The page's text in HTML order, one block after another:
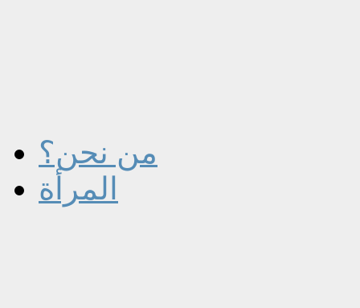
من نحن؟
المرأة